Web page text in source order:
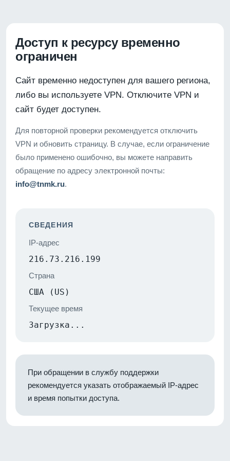
Доступ к ресурсу временно
ограничен
Сайт временно недоступен для вашего региона,
либо вы используете VPN. Отключите VPN и
сайт будет доступен.
Для повторной проверки рекомендуется отключить
VPN и обновить страницу. В случае, если ограничение
было применено ошибочно, вы можете направить
обращение по адресу электронной почты:
info@tnmk.ru.
СВЕДЕНИЯ
IP-адрес
216.73.216.199
Страна
США (US)
Текущее время
Загрузка...
При обращении в службу поддержки
рекомендуется указать отображаемый IP-адрес
и время попытки доступа.